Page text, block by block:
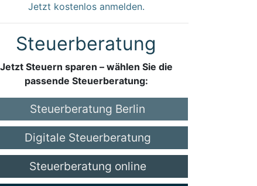
Jetzt kostenlos anmelden.
Steuerberatung
Jetzt Steuern sparen – wählen Sie die
passende Steuerberatung:
Steuerberatung Berlin
Digitale Steuerberatung
Steuerberatung online